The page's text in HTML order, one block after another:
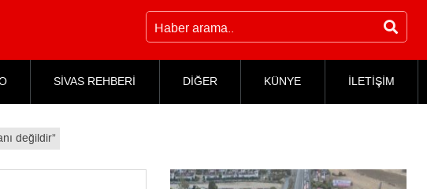
SİVAS REHBERİ DİĞER KÜNYE İLETİŞİM
değildir”